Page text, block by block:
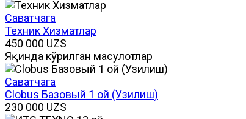
Саватчага
Техник Хизматлар
450 000 UZS
Яқинда кўрилган маҳсулотлар
Саватчага
Clobus Базовый 1 ой (Узилиш)
230 000 UZS